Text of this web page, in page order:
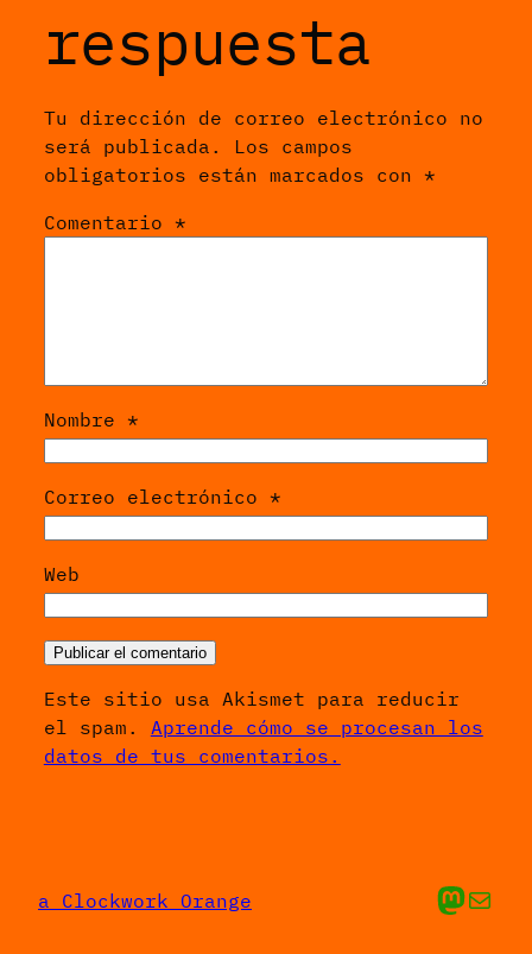
respuesta
Tu dirección de correo electrónico no
será publicada.
Los campos
obligatorios están marcados con *
Comentario *
Nombre *
Correo electrónico *
Web
Este sitio usa Akismet para reducir
el spam. Aprende cómo se procesan los
datos de tus comentarios.
a Clockwork Orange Mis cosas en
Envíame